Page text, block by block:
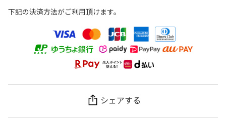
下記の決済方法がご利用頂けます。
シェアする